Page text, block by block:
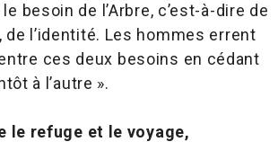
besoin de l’Arbre, c’est-à-dire de
de l’identité. Les hommes errent
ces deux besoins en cédant
à l’autre ».
le refuge et le voyage,